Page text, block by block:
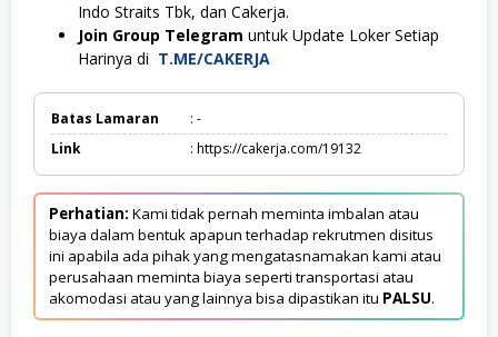
Indo Straits Tbk, dan Cakerja.
Join Group Telegram untuk Update Loker Setiap
Harinya di T.ME/CAKERJA
Batas Lamaran
: -
Link
: https://cakerja.com/19132
Perhatian: Kami tidak pernah meminta imbalan atau
biaya dalam bentuk apapun terhadap rekrutmen disitus
ini apabila ada pihak yang mengatasnamakan kami atau
perusahaan meminta biaya seperti transportasi atau
akomodasi atau yang lainnya bisa dipastikan itu PALSU.